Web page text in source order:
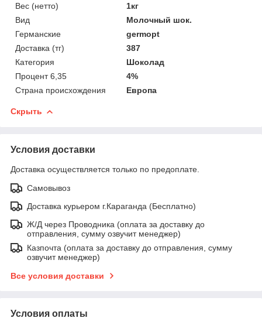
Вес (нетто)
1кг
Вид
Молочный шок.
Германские
germopt
Доставка (тг)
387
Категория
Шоколад
Процент 6,35
4%
Страна происхождения
Европа
Скрыть
Условия доставки
Доставка осуществляется только по предоплате.
Самовывоз
Доставка курьером г.Караганда (Бесплатно)
Ж/Д через Проводника (оплата за доставку до
отправления, сумму озвучит менеджер)
Казпочта (оплата за доставку до отправления, сумму
озвучит менеджер)
Все условия доставки
Условия оплаты